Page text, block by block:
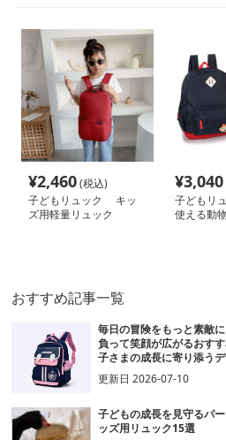
¥2,460(税込)
子どもリュック キッ
ズ用軽量リュック
¥3,040
子どもリ
使える動
おすすめ記事一覧
毎日の冒険をもっと素敵
負って笑顔が広がるおす
子さまの成長に寄り添う
更新日2026-07-10
子どもの成長を見守るパ
ッズ用リュック15選